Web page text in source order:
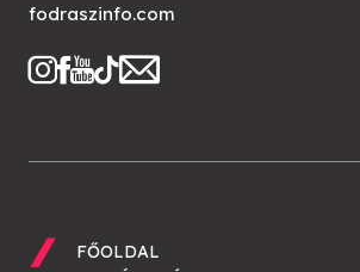
fodraszinfo.com
FŐOLDAL